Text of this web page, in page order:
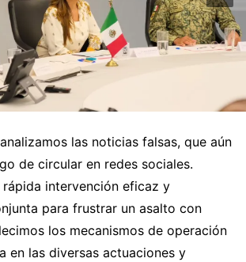
las noticias falsas, que aún
de circular en redes sociales.
rápida intervención eficaz y
para frustrar un asalto con
los mecanismos de operación
en las diversas actuaciones y